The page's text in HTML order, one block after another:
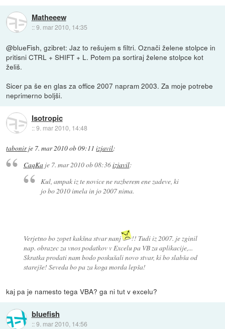
Matheeew
::9. mar 2010, 14:35
@blueFish, gzibret: Jaz to rešujem s filtri. Označi želene stolpce in
pritisni CTRL + SHIFT + L. Potem pa sortiraj želene stolpce kot
želiš.
Sicer pa še en glas za office 2007 napram 2003. Za moje potrebe
neprimerno boljši.
Isotropic
::9. mar 2010, 14:48
tabonirje 7. mar 2010 ob 09:11 izjavil:
CaqKaje 7. mar 2010 ob 08:36izjavil:
Kul, ampak iz te novice ne razberem ene zadeve, ki
jo bo 2010 imela in jo 2007 nima.
Verjetno bo zopet kakšna stvar nanj
!! Tudi iz 2007. je zginil
nap. obrazec za vnos podatkov v Excelu pa VB za aplikacije,...
Skratka prodati nam bodo poskušali novo stvar, ki bo slabša od
starejše! Seveda bo pa za koga morda lepša!
kaj pa je namesto tega VBA? ga ni tut v excelu?
bluefish
::9. mar 2010, 14:56